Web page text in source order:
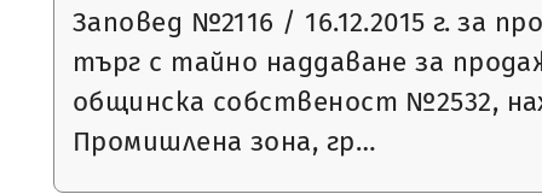
Заповед №2116 / 16.12.2015 г. за
търг с тайно наддаване за
общинска собственост №2532,
Промишлена зона, гр…